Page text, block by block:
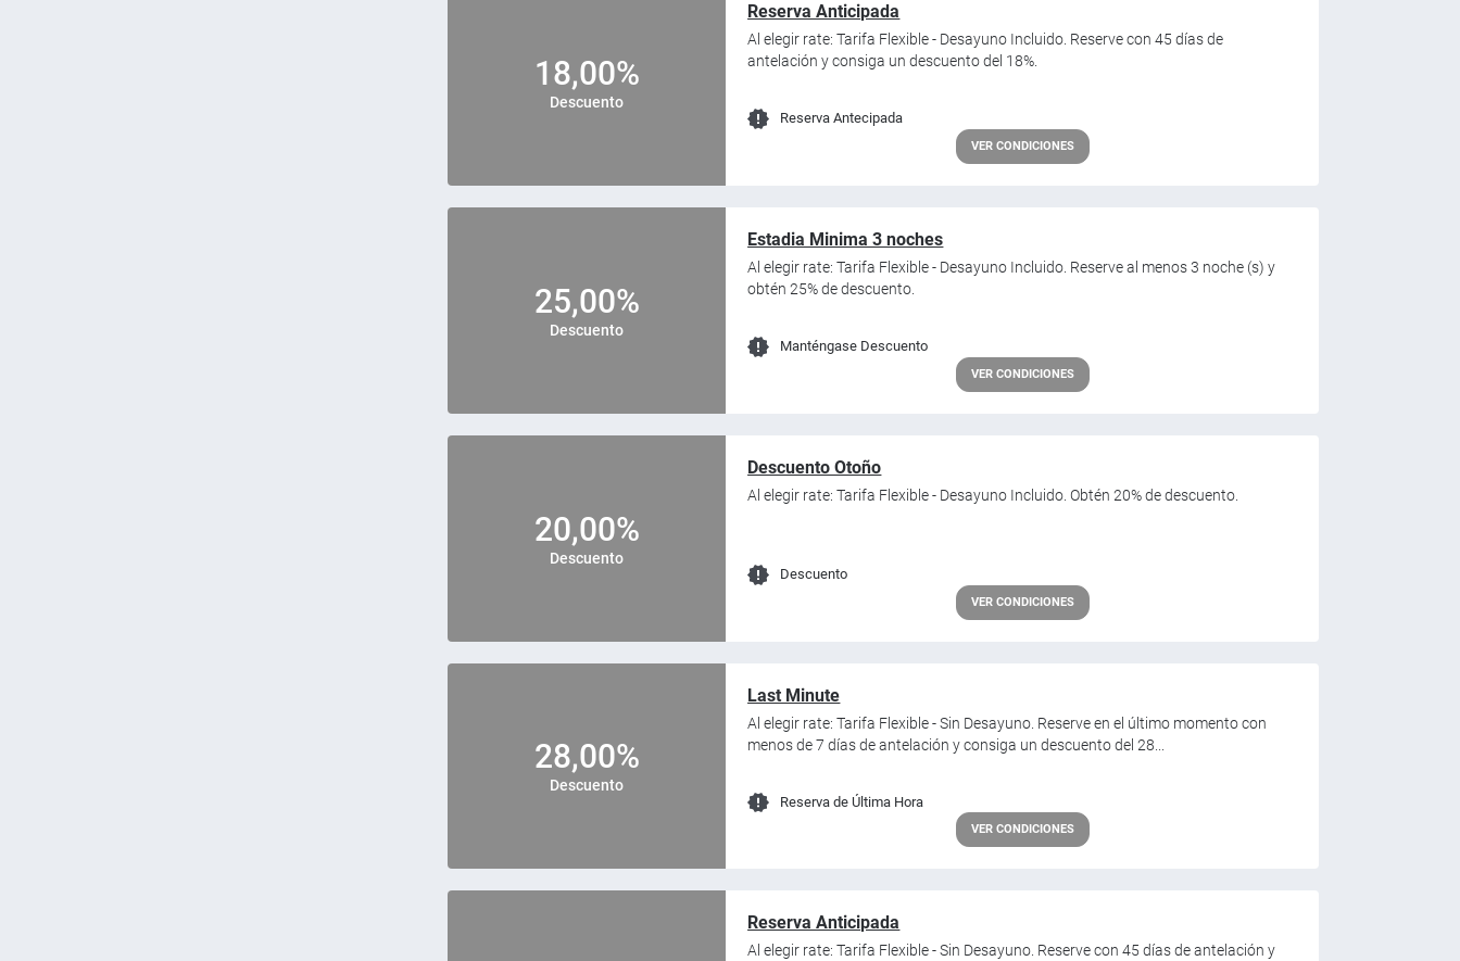
18,00%
Descuento
Reserva Anticipada
Al elegir rate: Tarifa Flexible - Desayuno Incluido. Reserve con 45 días de
antelación y consiga un descuento del 18%.
Reserva Antecipada
VER CONDICIONES
25,00%
Descuento
Estadia Minima 3 noches
Al elegir rate: Tarifa Flexible - Desayuno Incluido. Reserve al menos 3 noche (s) y
obtén 25% de descuento.
Manténgase Descuento
VER CONDICIONES
20,00%
Descuento
Descuento Otoño
Al elegir rate: Tarifa Flexible - Desayuno Incluido. Obtén 20% de descuento.
Descuento
VER CONDICIONES
28,00%
Descuento
Last Minute
Al elegir rate: Tarifa Flexible - Sin Desayuno. Reserve en el último momento con
menos de 7 días de antelación y consiga un descuento del 28...
Reserva de Última Hora
VER CONDICIONES
Reserva Anticipada
Al elegir rate: Tarifa Flexible - Sin Desayuno. Reserve con 45 días de antelación y